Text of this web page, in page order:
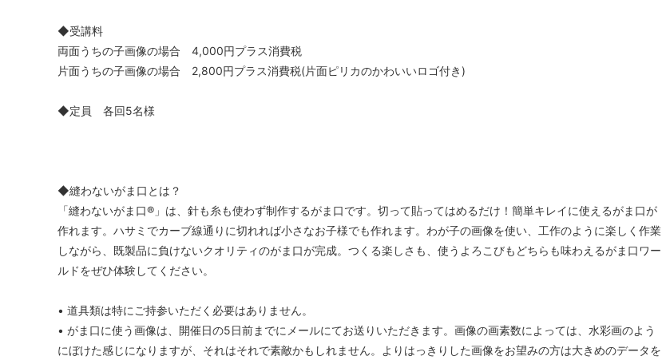
◆受講料
両面うちの子画像の場合 4,000円プラス消費税
片面うちの子画像の場合 2,800円プラス消費税(片面ピリカのかわいいロゴ付き)
◆定員 各回5名様
◆縫わないがま口とは？
「縫わないがま口®︎」は、針も糸も使わず制作するがま口です。切って貼ってはめるだけ！簡単キレイに使えるがま口が
作れます。ハサミでカーブ線通りに切れれば小さなお子様でも作れます。わが子の画像を使い、工作のように楽しく作業
しながら、既製品に負けないクオリティのがま口が完成。つくる楽しさも、使うよろこびもどちらも味わえるがま口ワー
ルドをぜひ体験してください。
• 道具類は特にご持参いただく必要はありません。
• がま口に使う画像は、開催日の5日前までにメールにてお送りいただきます。画像の画素数によっては、水彩画のよう
にぼけた感じになりますが、それはそれで素敵かもしれません。よりはっきりした画像をお望みの方は大きめのデータを